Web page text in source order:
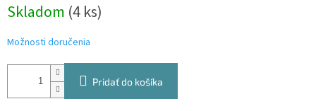
cena:
Skladom (4 ks)
Možnosti doručenia
Pridať do košíka